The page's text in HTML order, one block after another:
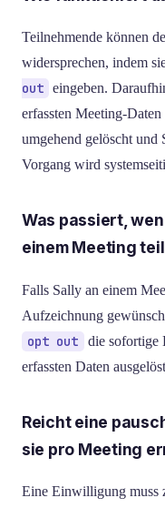
Teilnehmende können
widersprechen, indem
out eingeben.
erfassten Meeting-
umgehend gelöscht und
Vorgang wird
Was passiert,
einem Meeting
Falls Sally an einem
Aufzeichnung
opt out
die sofortige
erfassten Daten
Reicht eine
sie pro Meeting
Eine Einwilligung muss